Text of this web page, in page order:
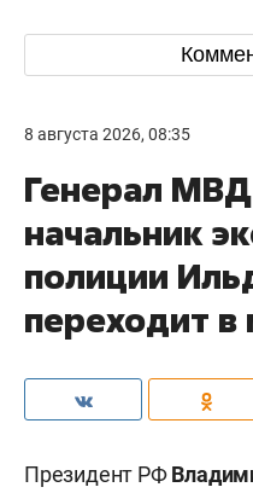
8 августа 2026, 08:35
Генерал
начальник
полиции
переходит
Президент РФ